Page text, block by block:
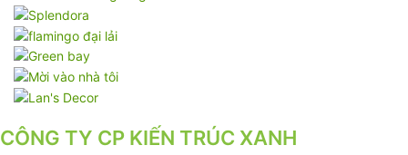
CÔNG TY CP KIẾN TRÚC XANH